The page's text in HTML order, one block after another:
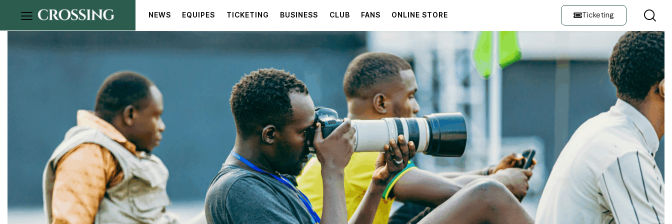
NEWS EQUIPES TICKETING BUSINESS CLUB FANS ONLINE STORE Ticketing